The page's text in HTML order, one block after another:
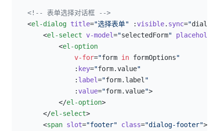
<!-- 表单选择对话框 -->
    <
el-dialog title="选择表单" :visible. sync="
        <
el-select v-model="selectedForm" placeholder
            <
el-option
                v-for
="form in formOptions"
                :
key="form.value"
                :
label="form.label "
                :
value="form.value">
            </
el-option>
        </
el-select>
        <
span slot="footer" class="dialog-footer">